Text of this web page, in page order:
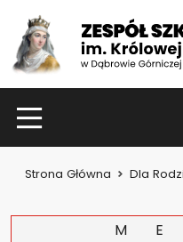
Dzień otwarty 2021
Strona Główna Dla